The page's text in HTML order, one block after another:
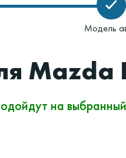
Модель
Mazda
на